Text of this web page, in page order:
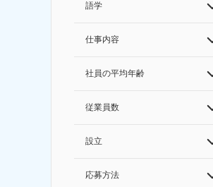
語学
仕事内容
社員の平均年齢
従業員数
設立
応募方法